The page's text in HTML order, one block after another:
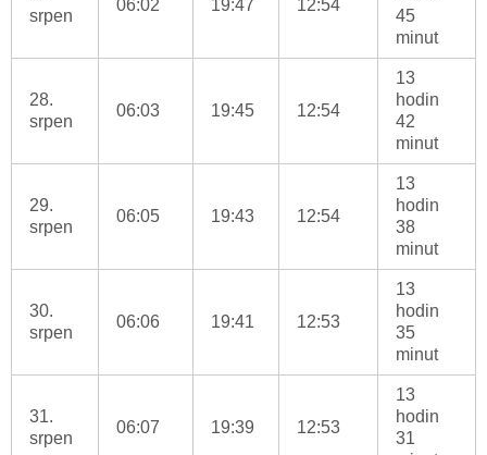
srpen
06:02 19:47 12:54
45
minut
28.
srpen
06:03 19:45 12:54
13
hodin
42
minut
29.
srpen
06:05 19:43 12:54
13
hodin
38
minut
30.
srpen
06:06 19:41 12:53
13
hodin
35
minut
31.
srpen
06:07 19:39 12:53
13
hodin
31